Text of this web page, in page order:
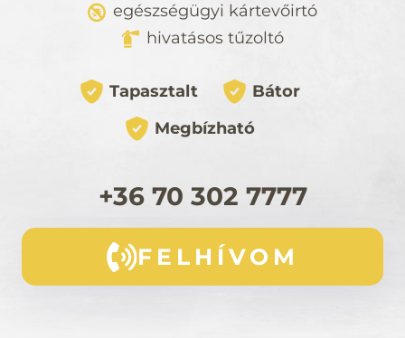
egészségügyi kártevőirtó
hivatásos tűzoltó
Tapasztalt
Bátor
Megbízható
+36 70 302 7777
FELHÍVOM